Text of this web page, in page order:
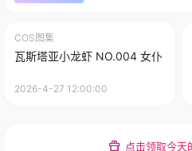
COS图集
瓦斯塔亚小龙虾 NO.004 女仆
2026-4-27 12:00:00
点击领取今天